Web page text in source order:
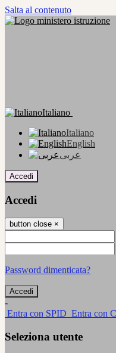
Salta al contenuto
Italiano
Italiano
English
عربى
Accedi
Accedi
button close ×
Password dimenticata?
-
Entra con SPID Entra con
Seleziona utente